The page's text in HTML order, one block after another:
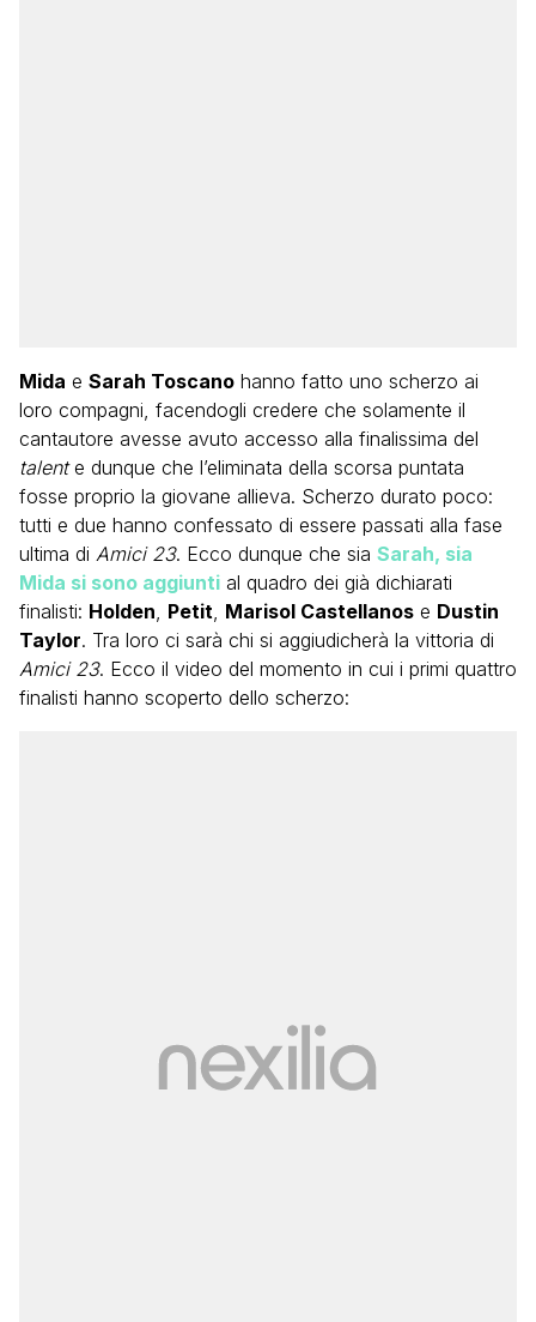
Mida e Sarah Toscano hanno fatto uno scherzo ai
loro compagni, facendogli credere che solamente il
cantautore avesse avuto accesso alla finalissima del
talente dunque che l’eliminata della scorsa puntata
fosse proprio la giovane allieva. Scherzo durato poco:
tutti e due hanno confessato di essere passati alla fase
ultima di Amici 23. Ecco dunque che sia Sarah, sia
Mida si sono aggiunti al quadro dei già dichiarati
finalisti: Holden, Petit, Marisol Castellanos e Dustin
Taylor. Tra loro ci sarà chi si aggiudicherà la vittoria di
Amici 23. Ecco il video del momento in cui i primi quattro
finalisti hanno scoperto dello scherzo: